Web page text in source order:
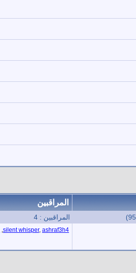
المراقبين
المراقبين : 4
silent whisper, ashraf3h4
,